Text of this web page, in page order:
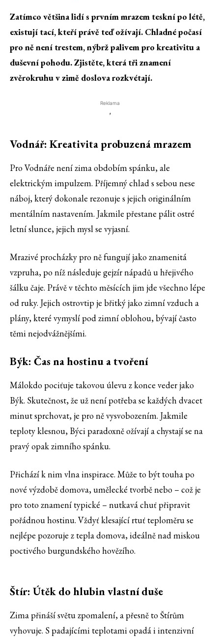
Zatímco většina lidí s prvním mrazem teskní po létě,
existují tací, kteří právě teď ožívají. Chladné počasí
pro ně není trestem, nýbrž palivem pro kreativitu a
duševní pohodu. Zjistěte, která tři znamení
zvěrokruhu v zimě doslova rozkvétají.
Reklama
'
Vodnář: Kreativita probuzená mrazem
Pro Vodnáře není zima obdobím spánku, ale
elektrickým impulzem. Příjemný chlad s sebou nese
náboj, který dokonale rezonuje s jejich originálním
mentálním nastavením. Jakmile přestane pálit ostré
letní slunce, jejich mysl se vyjasní.
Mrazivé procházky pro ně fungují jako znamenitá
vzpruha, po níž následuje gejzír nápadů u hřejivého
šálku čaje. Právě v těchto měsících jim jde všechno lépe
od ruky. Jejich ostrovtip je břitký jako zimní vzduch a
plány, které vymyslí pod zimní oblohou, bývají často
těmi nejodvážnějšími.
Býk: Čas na hostinu a tvoření
Málokdo pociťuje takovou úlevu z konce veder jako
Býk. Skutečnost, že už není potřeba se každých dvacet
minut sprchovat, je pro ně vysvobozením. Jakmile
teploty klesnou, Býci paradoxně ožívají a chystají se na
pravý opak zimního spánku.
Přichází k nim vlna inspirace. Může to být touha po
nové výzdobě domova, umělecké tvorbě nebo – což je
pro toto znamení typické – nutkavá chuť připravit
pořádnou hostinu. Vždyť klesající rtuť teploměru se
nejlépe pozoruje z tepla domova, ideálně nad miskou
poctivého burgundského hovězího.
Štír: Útěk do hlubin vlastní duše
Zima přináší světu zpomalení, a přesně to Štírům
vyhovuje. S padajícími teplotami opadá i intenzivní